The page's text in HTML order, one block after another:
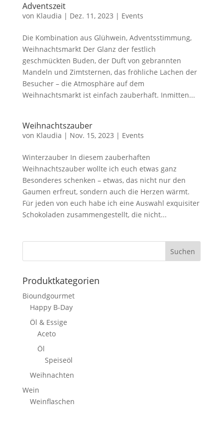
Adventszeit
von Klaudia | Dez. 11, 2023 | Events
Die Kombination aus Glühwein, Adventsstimmung,
Weihnachtsmarkt Der Glanz der festlich
geschmückten Buden, der Duft von gebrannten
Mandeln und Zimtsternen, das fröhliche Lachen der
Besucher – die Atmosphäre auf dem
Weihnachtsmarkt ist einfach zauberhaft. Inmitten...
Weihnachtszauber
von Klaudia | Nov. 15, 2023 | Events
Winterzauber In diesem zauberhaften
Weihnachtszauber wollte ich euch etwas ganz
Besonderes schenken – etwas, das nicht nur den
Gaumen erfreut, sondern auch die Herzen wärmt.
Für jeden von euch habe ich eine Auswahl exquisiter
Schokoladen zusammengestellt, die nicht...
Suchen
Produktkategorien
Bioundgourmet
Happy B-Day
Öl & Essige
Aceto
Öl
Speiseöl
Weihnachten
Wein
Weinflaschen